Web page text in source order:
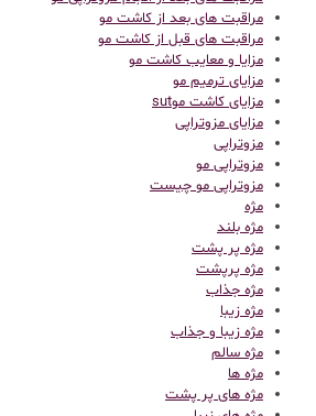
مراقبت های بعد از کاشت مو
مراقبت های قبل از کاشت مو
مزایا و معایب کاشت مو
مزایای ترمیم مو
مزایای کاشت موsut
مزایای مزوتراپی
مزوتراپی
مزوتراپی مو
مزوتراپی مو چیست
مژه
مژه بلند
مژه پر پشت
مژه پرپشت
مژه جذاب
مژه زیبا
مژه زیبا و جذاب
مژه سالم
مژه ها
مژه های پر پشت